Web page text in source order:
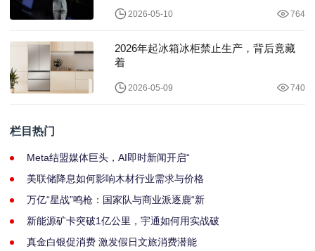
2026-05-10 764
2026年起冰箱冰柜禁止生产，背后竟藏
着
2026-05-09 740
栏目热门
Meta结盟媒体巨头，AI即时新闻开启“
美联储降息如何影响木材行业需求与价格
万亿“星战”鸣枪：国家队与商业派逐鹿“新
新能源矿卡突破1亿公里，宇通如何用实战破
真金白银促消费 激发假日文旅消费潜能